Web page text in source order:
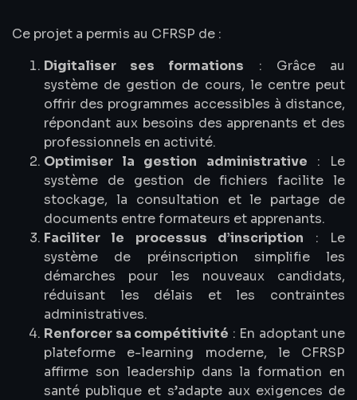
Ce projet a permis au CFRSP de :
Digitaliser ses formations : Grâce au
système de gestion de cours, le centre peut
offrir des programmes accessibles à distance,
répondant aux besoins des apprenants et des
professionnels en activité.
Optimiser la gestion administrative : Le
système de gestion de fichiers facilite le
stockage, la consultation et le partage de
documents entre formateurs et apprenants.
Faciliter le processus d’inscription : Le
système de préinscription simplifie les
démarches pour les nouveaux candidats,
réduisant les délais et les contraintes
administratives.
Renforcer sa compétitivité : En adoptant une
plateforme e-learning moderne, le CFRSP
affirme son leadership dans la formation en
santé publique et s’adapte aux exigences de